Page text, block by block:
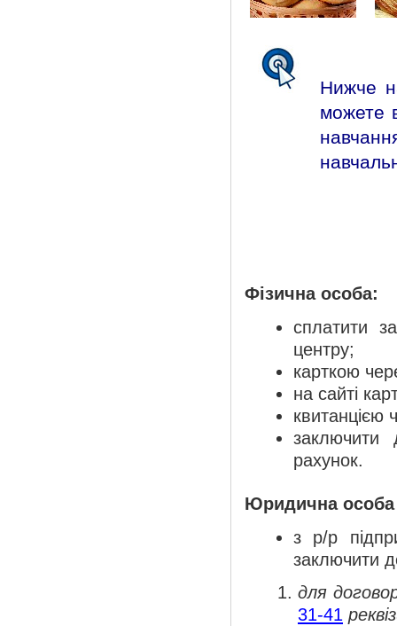
Нижче
можете
Фізична особа:
сплатити
центру;
карткою
на сайті
квитанцією
заключити
рахунок.
Юридична особа
з р/р
заключити
для
31-41